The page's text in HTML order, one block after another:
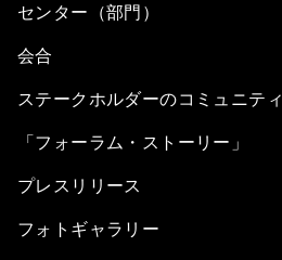
センター（部門）
会合
ステークホルダーのコミュニティ
「フォーラム・ストーリー」
プレスリリース
フォトギャラリー